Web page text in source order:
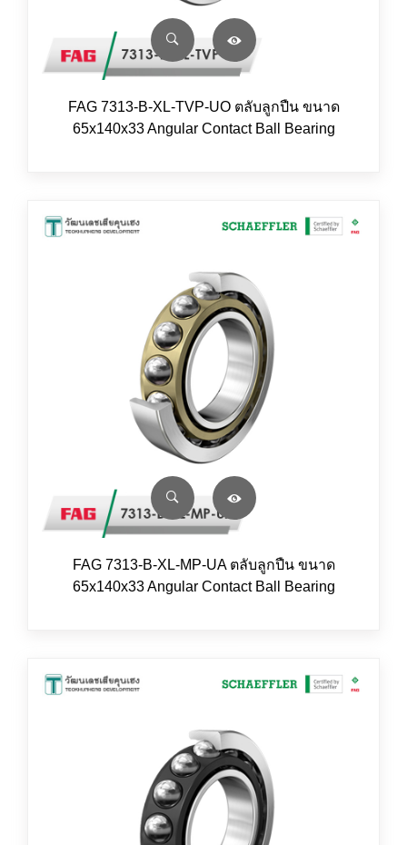
FAG 7313-B-XL-TVP-UO ตลับลูกปืน ขนาด
65x140x33 Angular Contact Ball Bearing
FAG 7313-B-XL-MP-UA ตลับลูกปืน ขนาด
65x140x33 Angular Contact Ball Bearing